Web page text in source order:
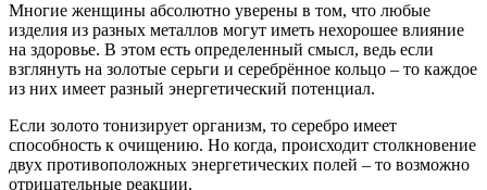
Многие женщины абсолютно уверены в том, что любые
изделия из разных металлов могут иметь нехорошее влияние
на здоровье. В этом есть определенный смысл, ведь если
взглянуть на золотые серьги и серебрённое кольцо – то каждое
из них имеет разный энергетический потенциал.
Если золото тонизирует организм, то серебро имеет
способность к очищению. Но когда, происходит столкновение
двух противоположных энергетических полей – то возможно
отрицательные реакции.